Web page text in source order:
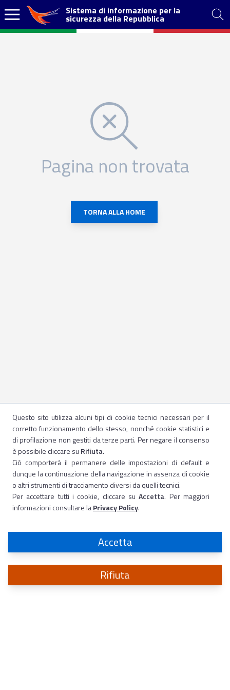
Sistema di informazione per la
sicurezza della Repubblica
Pagina non trovata
TORNA ALLA HOME
Questo sito utilizza alcuni tipi di cookie tecnici necessari per il
corretto funzionamento dello stesso, nonché cookie statistici e
di profilazione non gestiti da terze parti. Per negare il consenso
è possibile cliccare su Rifiuta.
Ciò comporterà il permanere delle impostazioni di default e
dunque la continuazione della navigazione in assenza di cookie
o altri strumenti di tracciamento diversi da quelli tecnici.
Per accettare tutti i cookie, cliccare suAccetta. Per maggiori
informazioni consultare laPrivacy Policy.
Accetta
Rifiuta